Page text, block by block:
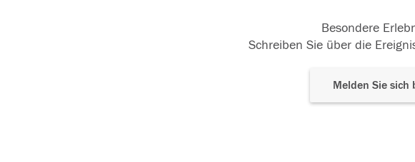
Besondere
Schreiben Sie über die
Melden Sie sich